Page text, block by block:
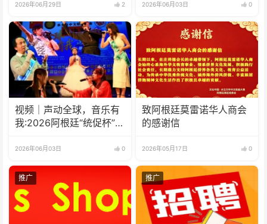
2026年06月29日 2 2026年06月03日 0
视频｜声动全球，音乐有
我:2026阿根廷“统促杯”水
圆满落幕
2026年06月03日 0
致阿根廷莫雷诺华人商会
的感谢信
2026年05月17日 0
推广 推广